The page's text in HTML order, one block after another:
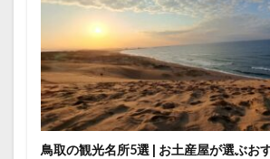
鳥取の観光名所5選 | お土産屋が選ぶお